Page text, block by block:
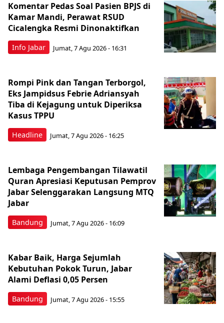
Info Jabar
Komentar Pedas Soal Pasien BPJS di
Kamar Mandi, Perawat RSUD
Cicalengka Resmi Dinonaktifkan
Jumat, 7 Agu 2026 - 16:31
Headline
Rompi Pink dan Tangan Terborgol,
Eks Jampidsus Febrie Adriansyah
Tiba di Kejagung untuk Diperiksa
Kasus TPPU
Jumat, 7 Agu 2026 - 16:25
Bandung
Lembaga Pengembangan Tilawatil
Quran Apresiasi Keputusan Pemprov
Jabar Selenggarakan Langsung MTQ
Jabar
Jumat, 7 Agu 2026 - 16:09
Bandung
Kabar Baik, Harga Sejumlah
Kebutuhan Pokok Turun, Jabar
Alami Deflasi 0,05 Persen
Jumat, 7 Agu 2026 - 15:55